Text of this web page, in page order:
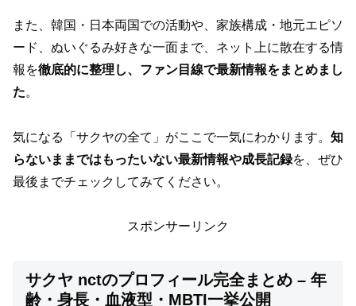
また、韓国・日本両国での活動や、家族構成・地元エピソ
ード、ぬいぐるみ好きな一面まで、ネット上に散在する情
報を徹底的に整理し、ファン目線で最新情報をまとめまし
た。
気になる「サクヤの全て」がここで一気にわかります。 知
らないままではもったいない最新情報や成長記録を、ぜひ
最後までチェックしてみてください。
スポンサーリンク
サクヤ nctのプロフィール完全まとめ – 年
齢・身長・血液型・MBTI一挙公開